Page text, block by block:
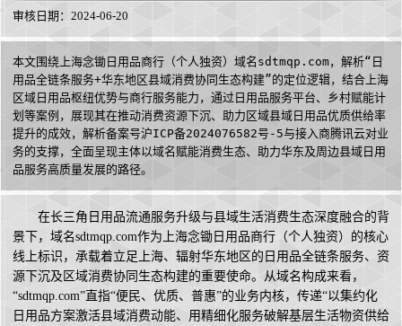
审核日期：2024-06-20
本文围绕上海念锄日用品商行（个人独资）域名sdtmqp.com，解析“日
用品全链条服务+华东地区县域消费协同生态构建”的定位逻辑，结合上海
区域日用品枢纽优势与商行服务能力，通过日用品服务平台、乡村赋能计
划等案例，展现其在推动消费资源下沉、助力区域县域日用品优质供给率
提升的成效，解析备案号沪ICP备2024076582号-5与接入商腾讯云对业
务的支撑，全面呈现主体以域名赋能消费生态、助力华东及周边县域日用
品服务高质量发展的路径。
在长三角日用品流通服务升级与县域生活消费生态深度融合的背
景下，域名sdtmqp.com作为上海念锄日用品商行（个人独资）的核心
线上标识，承载着立足上海、辐射华东地区的日用品全链条服务、资
源下沉及区域消费协同生态构建的重要使命。从域名构成来看，
“sdtmqp.com”直指“便民、优质、普惠”的业务内核，传递“以集约化
日用品方案激活县域消费动能、用精细化服务破解基层生活物资供给